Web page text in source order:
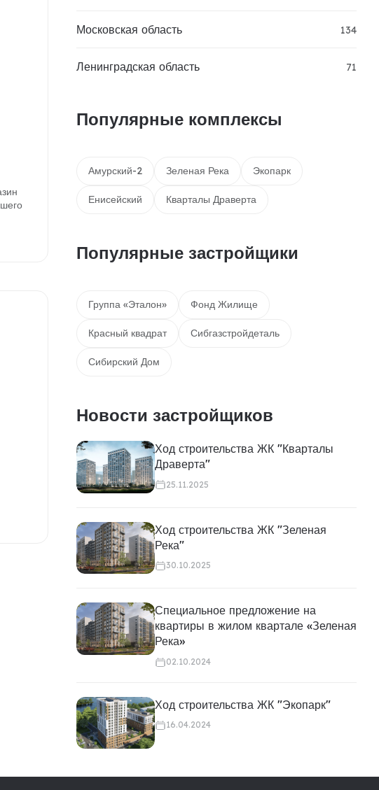
Московская область 134
Ленинградская область 71
Популярные комплексы
Амурский-2 Зеленая Река Экопарк
Енисейский Кварталы Драверта
Популярные застройщики
Группа «Эталон» Фонд Жилище
Красный квадрат Сибгазстройдеталь
Сибирский Дом
Новости застройщиков
Ход строительства ЖК "Кварталы
Драверта"
25.11.2025
Ход строительства ЖК "Зеленая
Река"
30.10.2025
Специальное предложение на
квартиры в жилом квартале «Зеленая
Река»
02.10.2024
Ход строительства ЖК "Экопарк"
16.04.2024